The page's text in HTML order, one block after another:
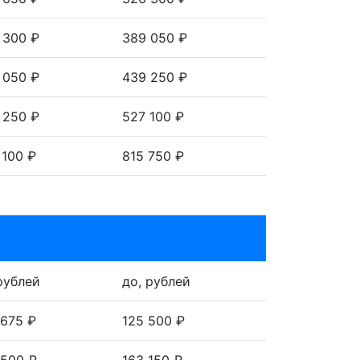
от непредвиденных ситуацях на
местоположения груза в
составляет несколько десятков
и надежной крепежной
траншей при строительстве
300 ₽ 389 050 ₽
050 ₽ 439 250 ₽
250 ₽ 527 100 ₽
₽ 815 750 ₽
до, рублей
₽ 125 500 ₽